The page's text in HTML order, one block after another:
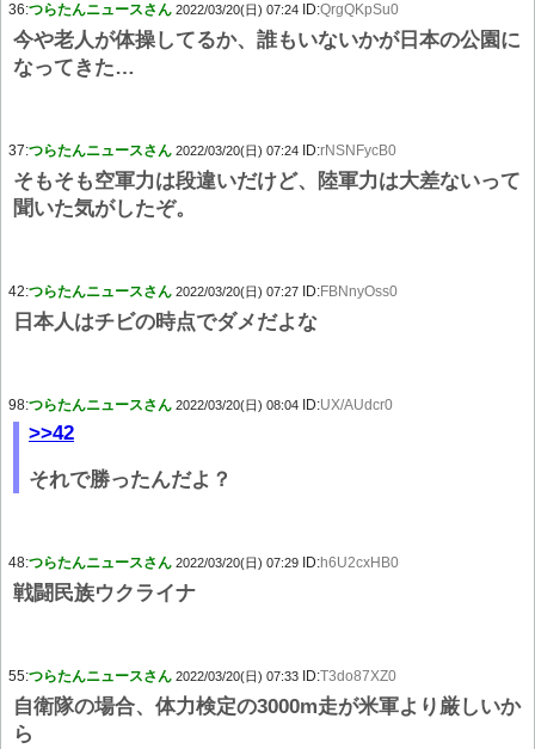
36:つらたんニュースさん 2022/03/20(日) 07:24 ID:QrgQKpSu0
今や老人が体操してるか、誰もいないかが日本の公園に
なってきた…
37:つらたんニュースさん 2022/03/20(日) 07:24 ID:rNSNFycB0
そもそも空軍力は段違いだけど、陸軍力は大差ないって
聞いた気がしたぞ。
42:つらたんニュースさん 2022/03/20(日) 07:27 ID:FBNnyOss0
日本人はチビの時点でダメだよな
98:つらたんニュースさん 2022/03/20(日) 08:04 ID:UX/AUdcr0
>>42
それで勝ったんだよ？
48:つらたんニュースさん 2022/03/20(日) 07:29 ID:h6U2cxHB0
戦闘民族ウクライナ
55:つらたんニュースさん 2022/03/20(日) 07:33 ID:T3do87XZ0
自衛隊の場合、体力検定の3000m走が米軍より厳しいか
ら